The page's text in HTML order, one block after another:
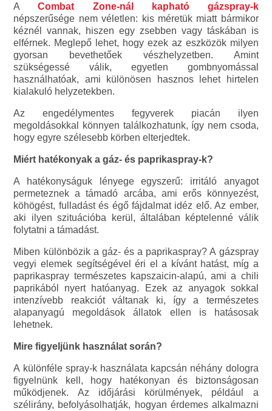
ACombat Zone-nál kapható gázspray-k
népszerűsége nem véletlen: kis méretük miatt bármikor
kéznél vannak, hiszen egy zsebben vagy táskában is
elférnek. Meglepő lehet, hogy ezek az eszközök milyen
gyorsan bevethetőek vészhelyzetben. Amint
szükségessé válik, egyetlen gombnyomással
használhatóak, ami különösen hasznos lehet hirtelen
kialakuló helyzetekben.
Az engedélymentes fegyverek piacán ilyen
megoldásokkal könnyen találkozhatunk, így nem csoda,
hogy egyre szélesebb körben elterjedtek.
Miért hatékonyak a gáz- és paprikaspray-k?
A hatékonyságuk lényege egyszerű: irritáló anyagot
permeteznek a támadó arcába, ami erős könnyezést,
köhögést, fulladást és égő fájdalmat idéz elő. Az ember,
aki ilyen szituációba kerül, általában képtelenné válik
folytatni a támadást.
Miben különbözik a gáz- és a paprikaspray? A gázspray
vegyi elemek segítségével éri el a kívánt hatást, míg a
paprikaspray természetes kapszaicin-alapú, ami a chili
paprikából nyert hatóanyag. Ezek az anyagok sokkal
intenzívebb reakciót váltanak ki, így a természetes
alapanyagú megoldások állatok ellen is hatásosak
lehetnek.
Mire figyeljünk használat során?
A különféle spray-k használata kapcsán néhány dologra
figyelnünk kell, hogy hatékonyan és biztonságosan
működjenek. Az időjárási körülmények, például a
szélirány, befolyásolhatják, hogyan érdemes alkalmazni